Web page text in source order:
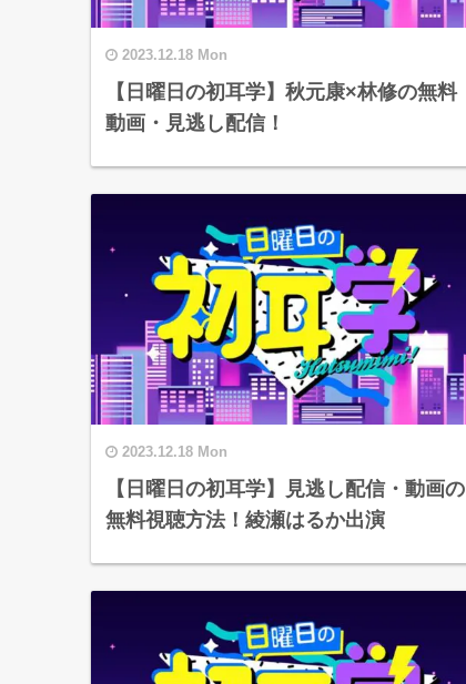
2023.12.18 Mon
【日曜日の初耳学】秋元康×林修の無料
動画・見逃し配信！
2023.12.18 Mon
【日曜日の初耳学】見逃し配信・動画の
無料視聴方法！綾瀬はるか出演